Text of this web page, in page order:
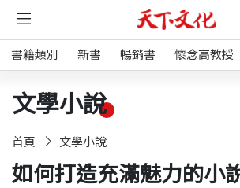
書籍類別 新書 暢銷書 懷念高教授
文學小說
首頁 文學小說
如何打造充滿魅力的小